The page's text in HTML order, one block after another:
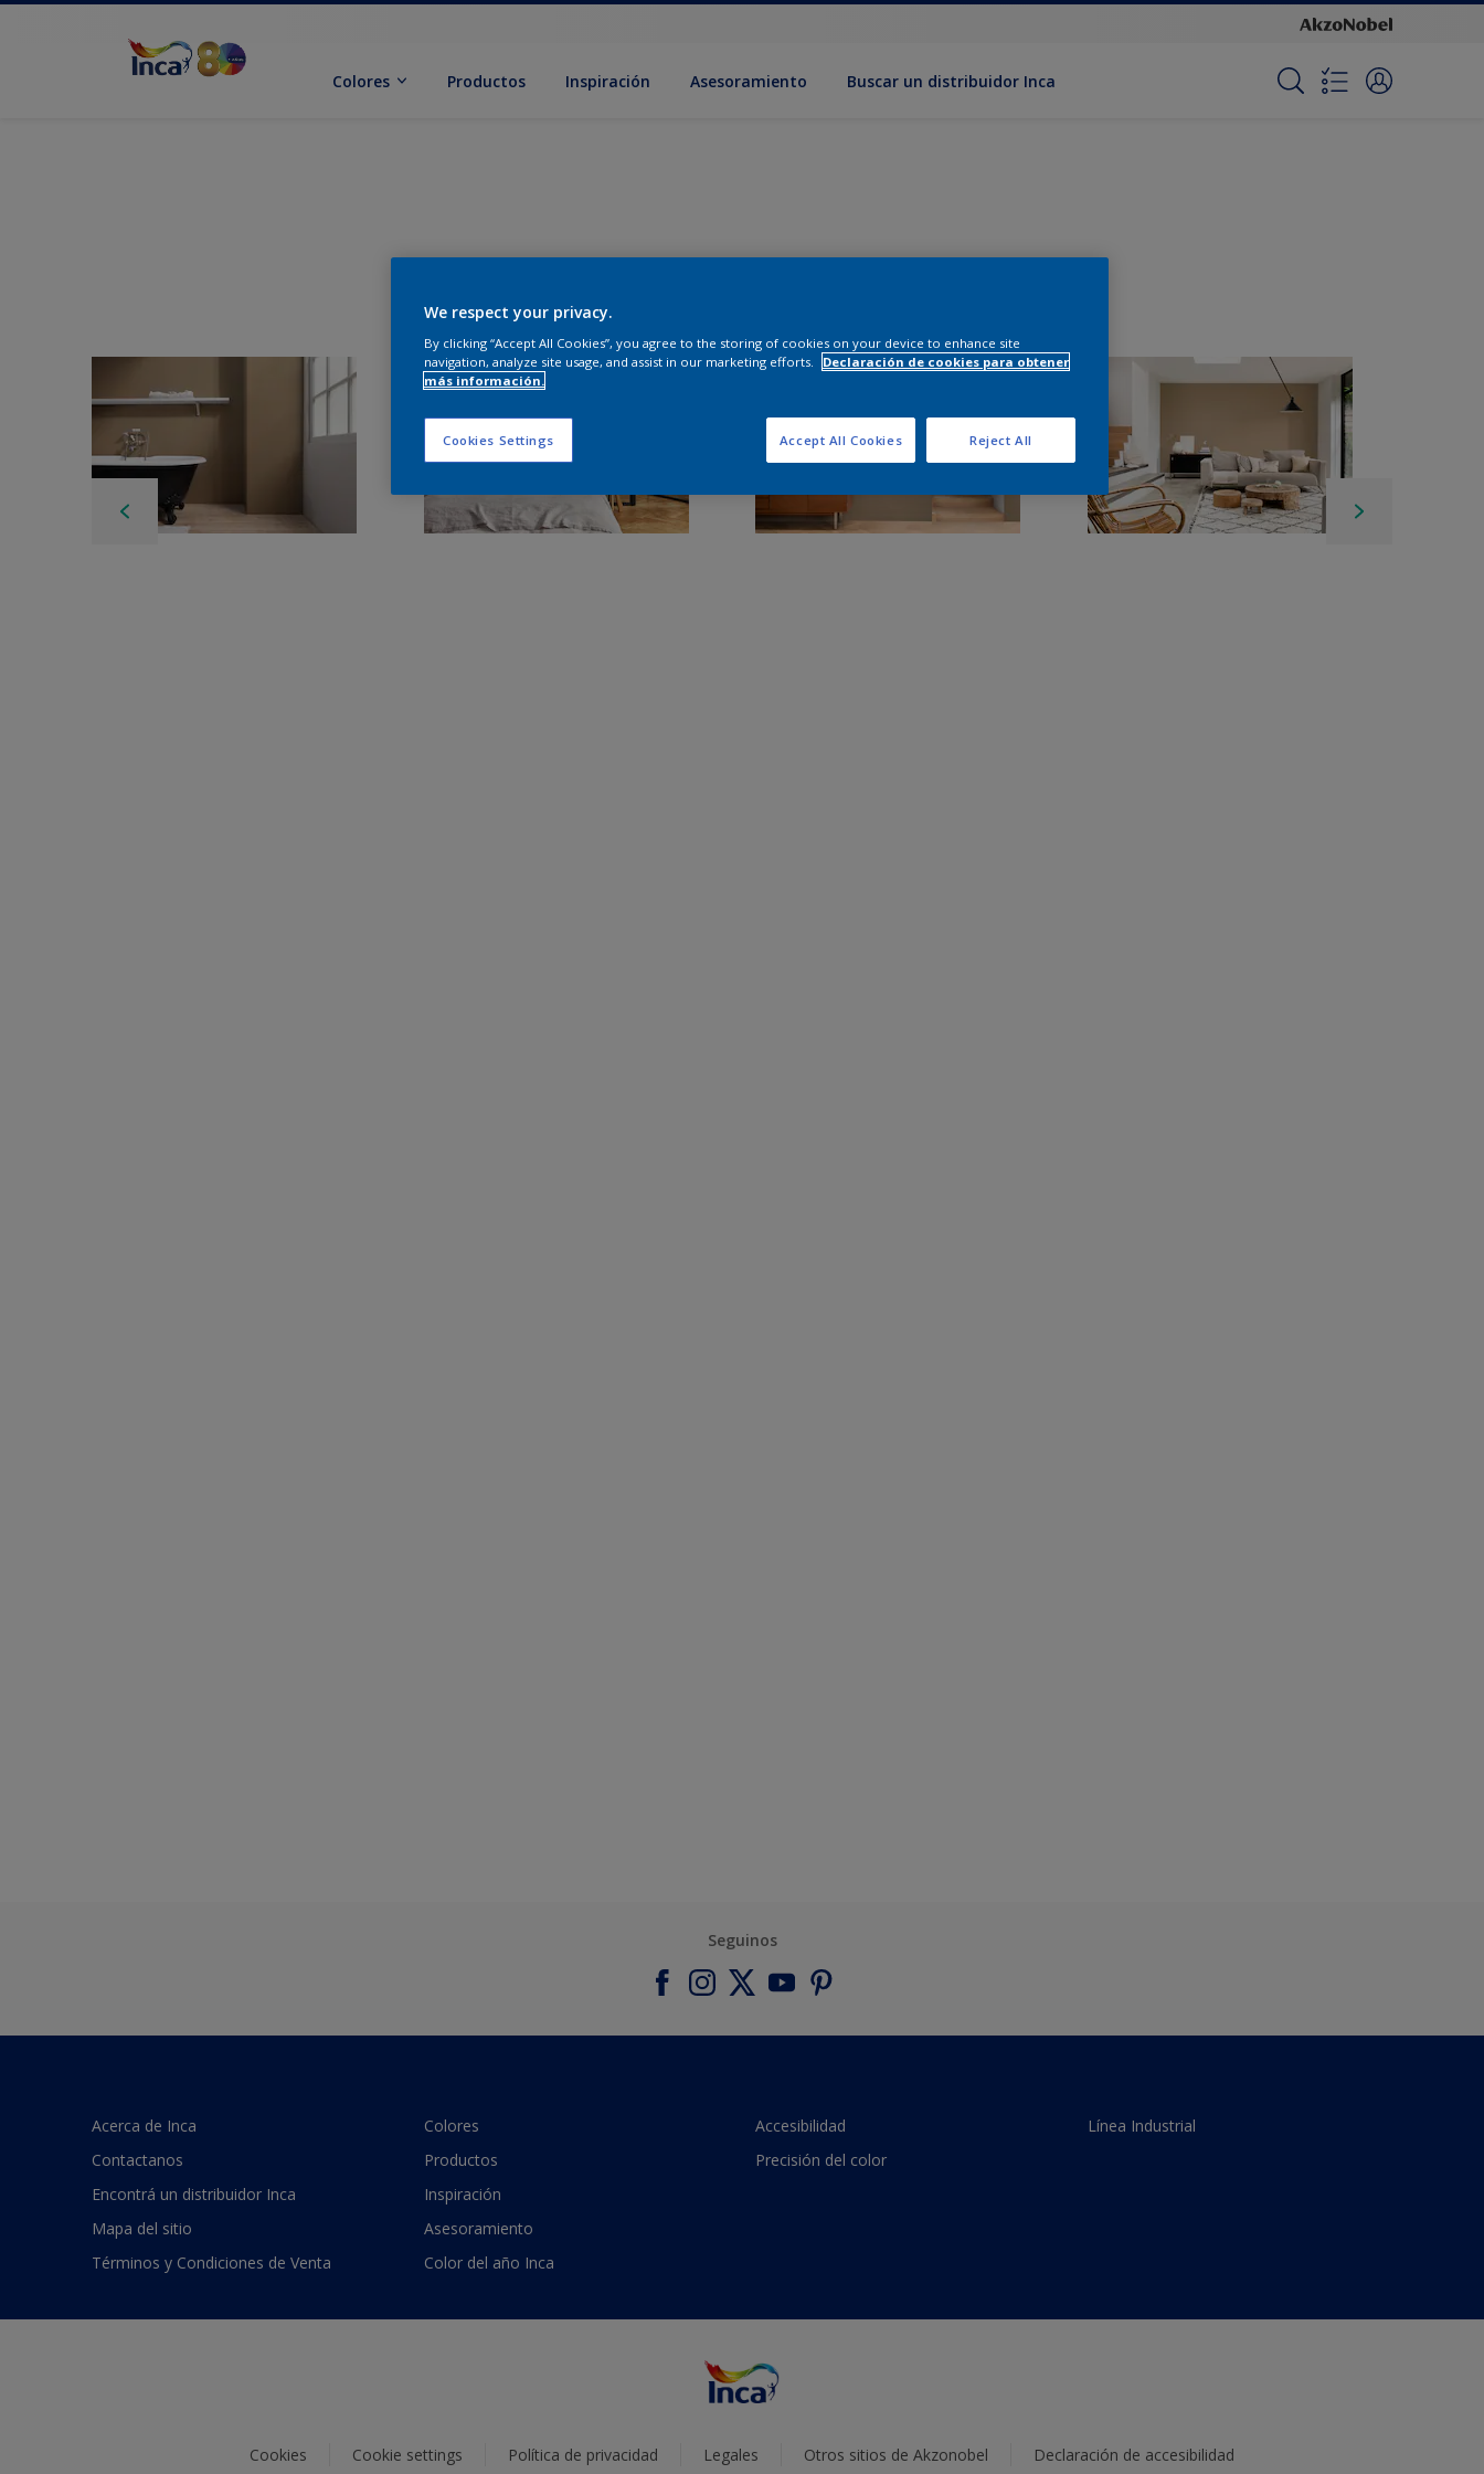
Colores Productos Inspiración Asesoramiento Buscar un distribuidor Inca
Seguinos
Acerca de Inca
Contactanos
Encontrá un distribuidor Inca
Mapa del sitio
Términos y Condiciones de Venta
Colores
Productos
Inspiración
Asesoramiento
Color del año Inca
Accesibilidad
Precisión del color
Línea Industrial
Cookies Cookie settings Política de privacidad Legales Otros sitios de Akzonobel Declaración de accesibilidad
We respect your privacy.
By clicking “Accept All Cookies”, you agree to the storing of cookies on your device to enhance site
navigation, analyze site usage, and assist in our marketing efforts.
Declaración de cookies para obtener
más información.
Cookies Settings Reject All
Accept All Cookies